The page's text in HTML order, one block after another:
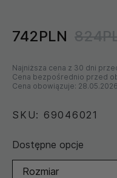
742PLN
Najniższa cena z 30 dni
Cena bezpośrednio przed
Cena obowiązuje: 28.05.2026
SKU: 69046021
Dostępne opcje
Rozmiar